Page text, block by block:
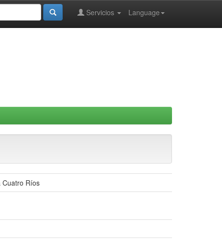
Language
Servicios
Cuatro Ríos